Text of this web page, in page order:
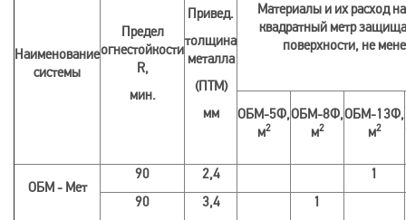
Наименование
системы
Предел
огнестойкости
R,
мин.
Привед.
толщина
металла
(ПТМ)
мм
Материалы и их расход
квадратный метр
поверхности, не
ОБМ-5Ф,
м2
ОБМ-8Ф,
м2
ОБМ-13Ф,
м2
ОБМ - Мет
90 2,4
1
90
3,4 1